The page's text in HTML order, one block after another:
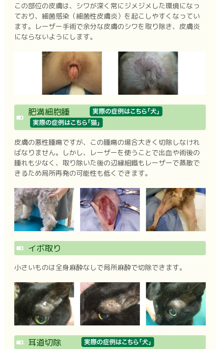
この部位の皮膚は、シワが深く常にジメジメした環境になっ
ており、細菌感染（細菌性皮膚炎）を起こしやすくなってい
ます。レーザー手術で余分な皮膚のシワを取り除き、皮膚炎
にならないようにします。
肥満細胞腫
皮膚の悪性腫瘍ですが、この腫瘍の場合大きく切除しなけれ
ばなりません。しかし、レーザーを使うことで出血や術後の
腫れも少なく、取り除いた後の辺縁組織もレーザーで蒸散で
きるため局所再発の可能性も低くできます。
イボ取り
小さいものは全身麻酔なしで局所麻酔で切除できます。
耳道切除